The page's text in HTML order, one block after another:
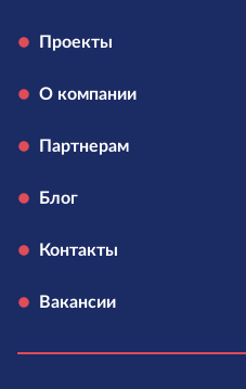
Проекты
О компании
Партнерам
Блог
Контакты
Вакансии